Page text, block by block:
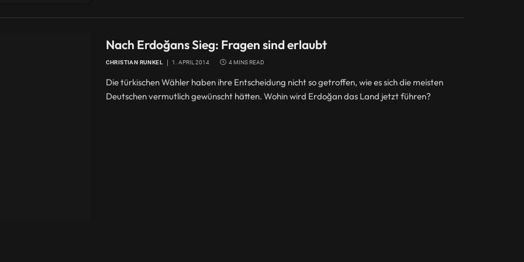
Nach Erdoğans Sieg: Fragen sind erlaubt
CHRISTIAN RUNKEL 1. APRIL 2014 4 MINS READ
Die türkischen Wähler haben ihre Entscheidung nicht so getroffen, wie es sich die meisten
Deutschen vermutlich gewünscht hätten. Wohin wird Erdoğan das Land jetzt führen?